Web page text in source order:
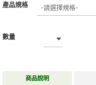
產品規格
數量
商品說明